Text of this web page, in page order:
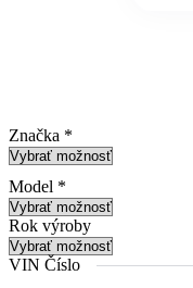
Značka *
Model *
Rok výroby
VIN Číslo